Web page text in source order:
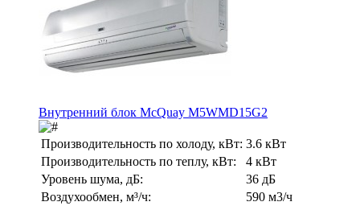
Внутренний блок McQuay M5WMD15G2
Производительность по холоду, кВт: 3.6 кВт
Производительность по теплу, кВт:
4 кВт
Уровень шума, дБ:
36 дБ
Воздухообмен, м³/ч:
590 м3/ч